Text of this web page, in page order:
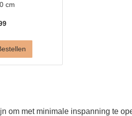
cm
om met minimale inspanning te